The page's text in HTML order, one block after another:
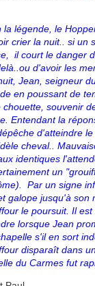
la légende, le
crier la nuit.. si un
il court le danger
d'avoir les
Jean, seigneur
en poussant de
chouette, souvenir
Entendant la
d'atteindre
cheval..
identiques
un
Par un signe
galope jusqu'à son
le poursuit. Il
lorsque Jean
s'il en sort
disparaît dans
du Carmes fut